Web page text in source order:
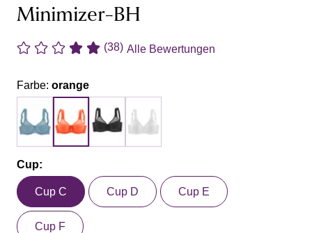
Minimizer-BH
(38) Alle Bewertungen
Farbe: orange
Cup:
Cup C Cup D Cup E
Cup F